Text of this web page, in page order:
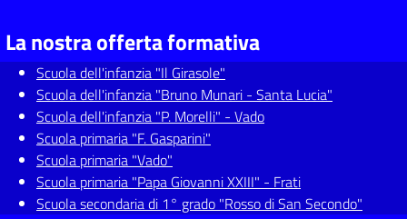
La nostra offerta formativa
Scuola dell'infanzia "Il Girasole"
Scuola dell'infanzia "Bruno Munari - Santa Lucia"
Scuola dell'infanzia "P. Morelli" - Vado
Scuola primaria "F. Gasparini"
Scuola primaria "Vado"
Scuola primaria "Papa Giovanni XXIII" - Frati
Scuola secondaria di 1° grado "Rosso di San Secondo"